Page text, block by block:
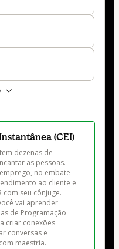
(CEI)
dezenas de
as pessoas.
no embate
ao cliente e
com seu cônjuge.
vai aprender
de Programação
criar conexões
conversas e
maestria.